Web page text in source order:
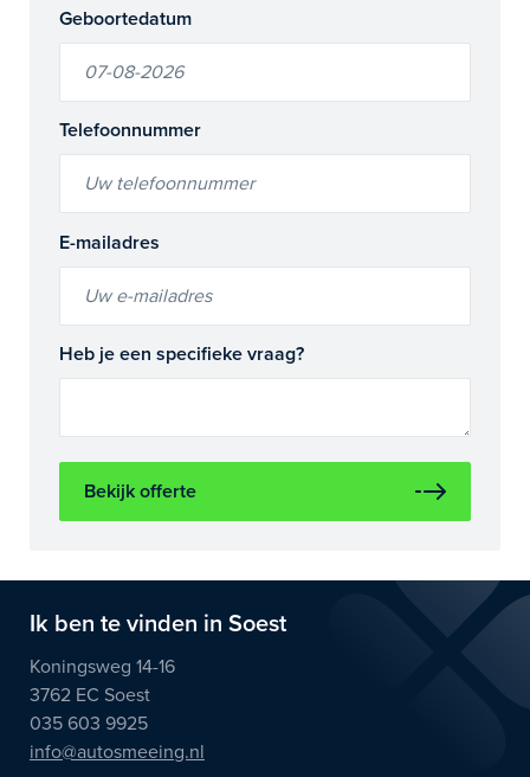
Geboortedatum
Telefoonnummer
E-mailadres
Heb je een specifieke vraag?
Bekijk offerte
Ik ben te vinden in Soest
Koningsweg 14-16
3762 EC Soest
035 603 9925
info@autosmeeing.nl